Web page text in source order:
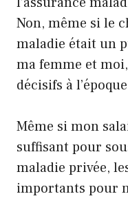
Non, même si le
maladie était un
ma femme et
décisifs à
Même si mon
suffisant pour
maladie privée,
importants pour